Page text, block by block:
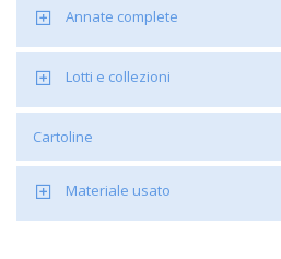
Annate complete
Lotti e collezioni
Cartoline
Materiale usato